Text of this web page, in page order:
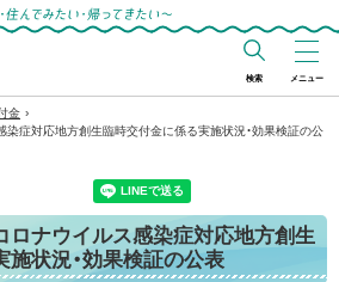
たい・住んでみた
検索 メニュー
金 ›
症対応地方創生臨時交付金に係る実施状況・効果検証の公
ナウイルス感染症対応地方創生
状況・効果検証の公表